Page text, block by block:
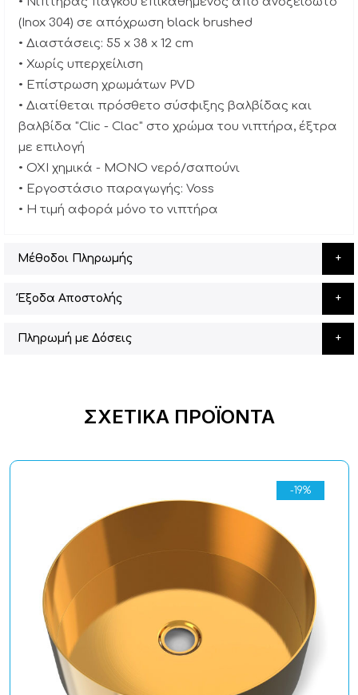
(Inox 304) σε απόχρωση black brushed
• Διαστάσεις: 55 x 38 x 12 cm
• Χωρίς υπερχείλιση
• Επίστρωση χρωμάτων PVD
• Διατίθεται πρόσθετο σύσφιξης βαλβίδας και
βαλβίδα "Clic - Clac" στο χρώμα του νιπτήρα, έξτρα
με επιλογή
• ΟΧΙ χημικά - ΜΟΝΟ νερό/σαπούνι
• Εργοστάσιο παραγωγής: Voss
• Η τιμή αφορά μόνο το νιπτήρα
Μέθοδοι Πληρωμής
Έξοδα Αποστολής
Πληρωμή με Δόσεις
ΣΧΕΤΙΚΆ ΠΡΟΪΌΝΤΑ
-19%